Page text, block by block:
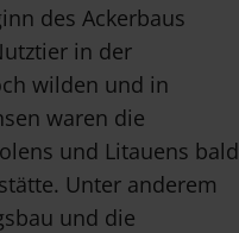
des Ackerbaus
in der
wilden und in
waren die
und Litauens bald
Unter anderem
und die